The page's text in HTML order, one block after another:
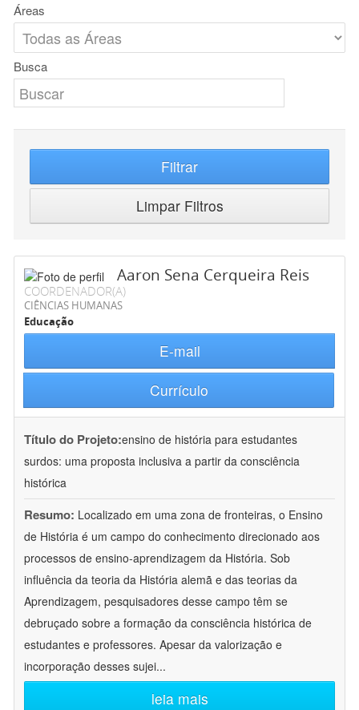
Áreas
Busca
Filtrar
Limpar Filtros
Aaron Sena Cerqueira Reis
COORDENADOR(A)
CIÊNCIAS HUMANAS
Educação
E-mail
Currículo
Título do Projeto:ensino de história para estudantes
surdos: uma proposta inclusiva a partir da consciência
histórica
Resumo: Localizado em uma zona de fronteiras, o Ensino
de História é um campo do conhecimento direcionado aos
processos de ensino-aprendizagem da História. Sob
influência da teoria da História alemã e das teorias da
Aprendizagem, pesquisadores desse campo têm se
debruçado sobre a formação da consciência histórica de
estudantes e professores. Apesar da valorização e
incorporação desses sujei...
leia mais